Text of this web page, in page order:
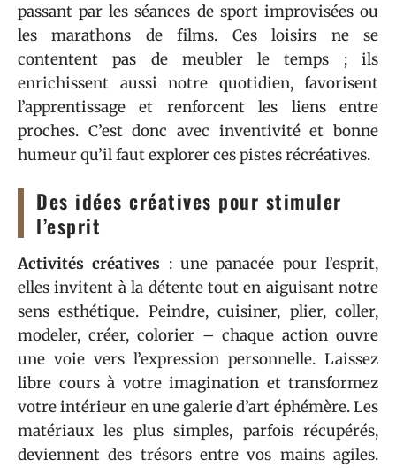
passant par les séances de sport improvisées ou
les marathons de films. Ces loisirs ne se
contentent pas de meubler le temps ; ils
enrichissent aussi notre quotidien, favorisent
l’apprentissage et renforcent les liens entre
proches. C’est donc avec inventivité et bonne
humeur qu’il faut explorer ces pistes récréatives.
Des idées créatives pour stimuler
l’esprit
Activités créatives : une panacée pour l’esprit,
elles invitent à la détente tout en aiguisant notre
sens esthétique. Peindre, cuisiner, plier, coller,
modeler, créer, colorier – chaque action ouvre
une voie vers l’expression personnelle. Laissez
libre cours à votre imagination et transformez
votre intérieur en une galerie d’art éphémère. Les
matériaux les plus simples, parfois récupérés,
deviennent des trésors entre vos mains agiles.